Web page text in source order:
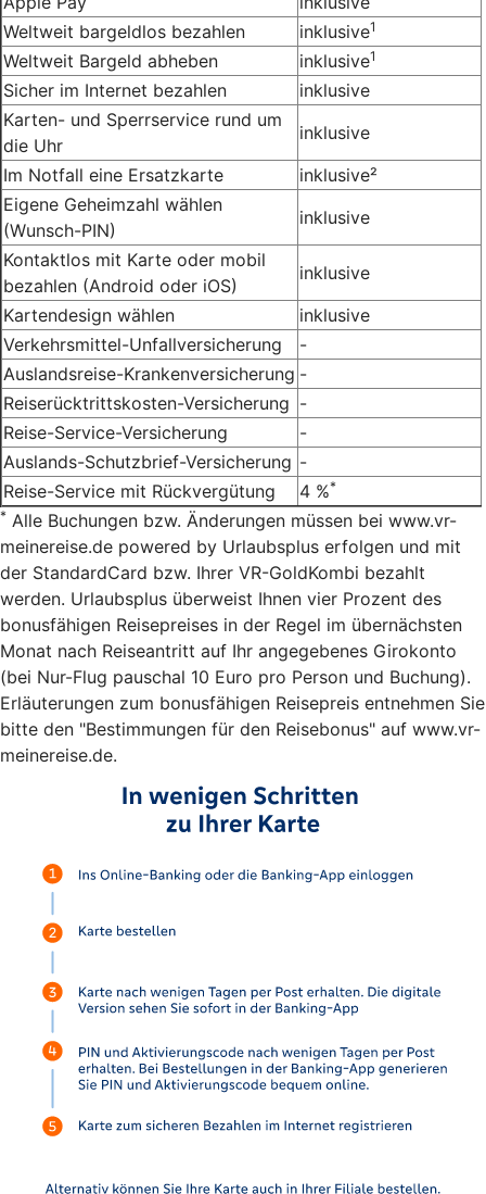
Weltweit bargeldlos bezahlen
inklusive1
Weltweit Bargeld abheben inklusive1
Sicher im Internet bezahlen
inklusive
Karten- und Sperrservice rund um
die Uhr
inklusive
Im Notfall eine Ersatzkarte
inklusive²
Eigene Geheimzahl wählen
(Wunsch-PIN)
inklusive
Kontaktlos mit Karte oder mobil
bezahlen (Android oder iOS)
inklusive
Kartendesign wählen
inklusive
Verkehrsmittel-Unfallversicherung
-
Auslandsreise-Krankenversicherung -
Reiserücktrittskosten-Versicherung -
Reise-Service-Versicherung
-
Auslands-Schutzbrief-Versicherung -
Reise-Service mit Rückvergütung
4 %*
* Alle Buchungen bzw. Änderungen müssen bei www.vr-
meinereise.de powered by Urlaubsplus erfolgen und mit
der StandardCard bzw. Ihrer VR-GoldKombi bezahlt
werden. Urlaubsplus überweist Ihnen vier Prozent des
bonusfähigen Reisepreises in der Regel im übernächsten
Monat nach Reiseantritt auf Ihr angegebenes Girokonto
(bei Nur-Flug pauschal 10 Euro pro Person und Buchung).
Erläuterungen zum bonusfähigen Reisepreis entnehmen Sie
bitte den "Bestimmungen für den Reisebonus" auf www.vr-
meinereise.de.